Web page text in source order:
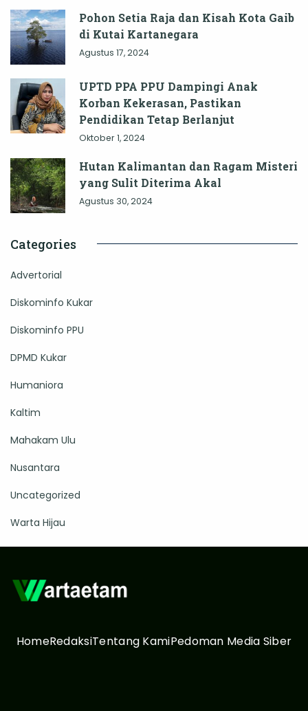
Pohon Setia Raja dan Kisah Kota Gaib
di Kutai Kartanegara
Agustus 17, 2024
UPTD PPA PPU Dampingi Anak
Korban Kekerasan, Pastikan
Pendidikan Tetap Berlanjut
Oktober 1, 2024
Hutan Kalimantan dan Ragam Misteri
yang Sulit Diterima Akal
Agustus 30, 2024
Categories
Advertorial
Diskominfo Kukar
Diskominfo PPU
DPMD Kukar
Humaniora
Kaltim
Mahakam Ulu
Nusantara
Uncategorized
Warta Hijau
HomeRedaksiTentang KamiPedoman Media Siber